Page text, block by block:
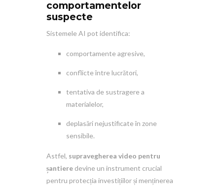
comportamentelor
suspecte
Sistemele AI pot identifica:
comportamente agresive,
conflicte între lucrători,
tentativa de sustragere a
materialelor,
deplasări nejustificate în zone
sensibile.
Astfel, supravegherea video pentru
șantiere devine un instrument crucial
pentru protecția investițiilor și menținerea